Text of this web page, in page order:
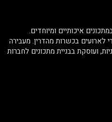
איכותיים ומיוחדים.
לארועים בכשרות מהדרין. מעבירה
ועוסקת בבניית מתכונים לחברות